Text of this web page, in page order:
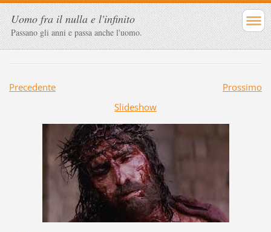
Uomo fra il nulla e l'infinito
Passano gli anni e passa anche l'uomo.
Precedente
Prossimo
Slideshow